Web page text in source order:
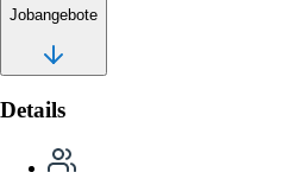
Jobangebote
Details